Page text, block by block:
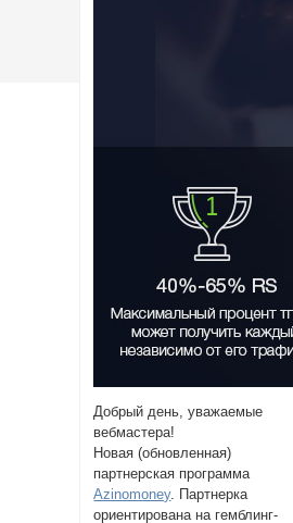
Добрый день, уважаемые
вебмастера!
Новая (обновленная)
партнерская программа
Azinomoney. Партнерка
ориентирована на гемблинг-